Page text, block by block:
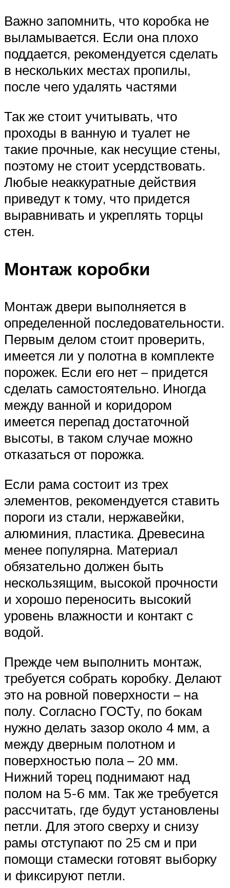
Важно запомнить, что коробка не
выламывается. Если она плохо
поддается, рекомендуется сделать
в нескольких местах пропилы,
после чего удалять частями
Так же стоит учитывать, что
проходы в ванную и туалет не
такие прочные, как несущие стены,
поэтому не стоит усердствовать.
Любые неаккуратные действия
приведут к тому, что придется
выравнивать и укреплять торцы
стен.
Монтаж коробки
Монтаж двери выполняется в
определенной последовательности.
Первым делом стоит проверить,
имеется ли у полотна в комплекте
порожек. Если его нет – придется
сделать самостоятельно. Иногда
между ванной и коридором
имеется перепад достаточной
высоты, в таком случае можно
отказаться от порожка.
Если рама состоит из трех
элементов, рекомендуется ставить
пороги из стали, нержавейки,
алюминия, пластика. Древесина
менее популярна. Материал
обязательно должен быть
нескользящим, высокой прочности
и хорошо переносить высокий
уровень влажности и контакт с
водой.
Прежде чем выполнить монтаж,
требуется собрать коробку. Делают
это на ровной поверхности – на
полу. Согласно ГОСТу, по бокам
нужно делать зазор около 4 мм, а
между дверным полотном и
поверхностью пола – 20 мм.
Нижний торец поднимают над
полом на 5-6 мм. Так же требуется
рассчитать, где будут установлены
петли. Для этого сверху и снизу
рамы отступают по 25 см и при
помощи стамески готовят выборку
и фиксируют петли.